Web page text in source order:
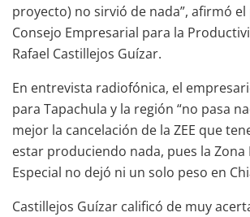
proyecto) no sirvió de nada”, afirmó
Consejo Empresarial para la
Rafael Castillejos Guízar.
En entrevista radiofónica, el
para Tapachula y la región “no pasa
mejor la cancelación de la ZEE que
estar produciendo nada, pues la Zona
Especial no dejó ni un solo peso en
Castillejos Guízar calificó de muy